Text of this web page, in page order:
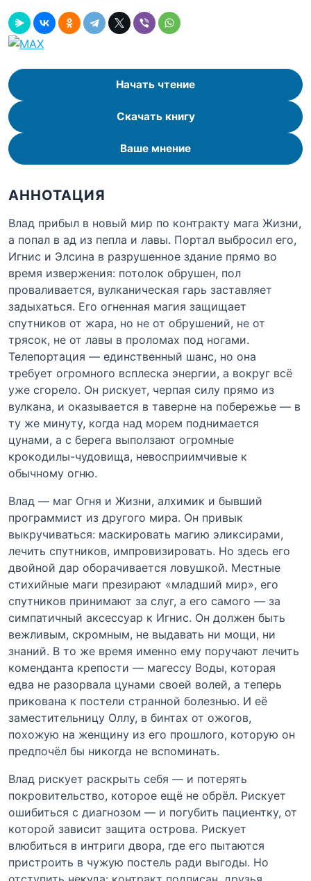
Начать чтение
Скачать книгу
Ваше мнение
АННОТАЦИЯ
Влад прибыл в новый мир по контракту мага Жизни,
а попал в ад из пепла и лавы. Портал выбросил его,
Игнис и Элсина в разрушенное здание прямо во
время извержения: потолок обрушен, пол
проваливается, вулканическая гарь заставляет
задыхаться. Его огненная магия защищает
спутников от жара, но не от обрушений, не от
трясок, не от лавы в проломах под ногами.
Телепортация — единственный шанс, но она
требует огромного всплеска энергии, а вокруг всё
уже сгорело. Он рискует, черпая силу прямо из
вулкана, и оказывается в таверне на побережье — в
ту же минуту, когда над морем поднимается
цунами, а с берега выползают огромные
крокодилы-чудовища, невосприимчивые к
обычному огню.
Влад — маг Огня и Жизни, алхимик и бывший
программист из другого мира. Он привык
выкручиваться: маскировать магию эликсирами,
лечить спутников, импровизировать. Но здесь его
двойной дар оборачивается ловушкой. Местные
стихийные маги презирают «младший мир», его
спутников принимают за слуг, а его самого — за
симпатичный аксессуар к Игнис. Он должен быть
вежливым, скромным, не выдавать ни мощи, ни
знаний. В то же время именно ему поручают лечить
коменданта крепости — магессу Воды, которая
едва не разорвала цунами своей волей, а теперь
прикована к постели странной болезнью. И её
заместительницу Оллу, в бинтах от ожогов,
похожую на женщину из его прошлого, которую он
предпочёл бы никогда не вспоминать.
Влад рискует раскрыть себя — и потерять
покровительство, которое ещё не обрёл. Рискует
ошибиться с диагнозом — и погубить пациентку, от
которой зависит защита острова. Рискует
влюбиться в интриги двора, где его пытаются
пристроить в чужую постель ради выгоды. Но